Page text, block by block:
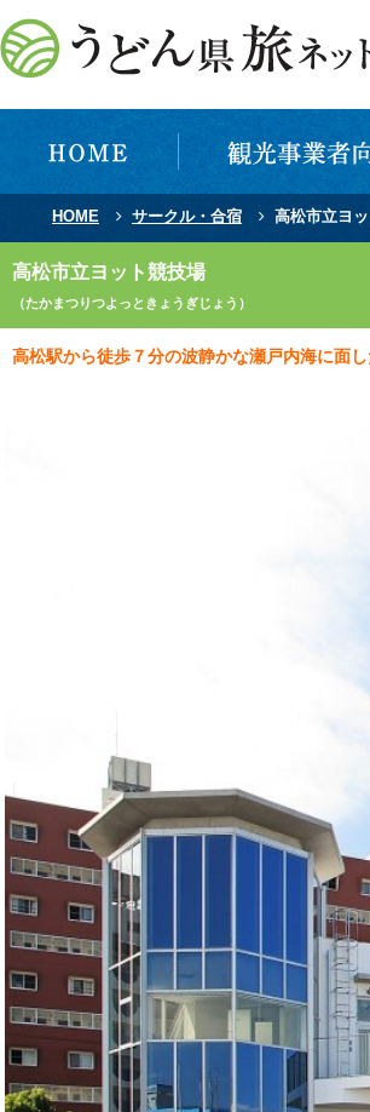
HOME サークル・合宿 高松市立ヨ
高松市立ヨット競技場
（たかまつりつよっときょうぎじょう）
高松駅から徒歩７分の波静かな瀬戸内海に面